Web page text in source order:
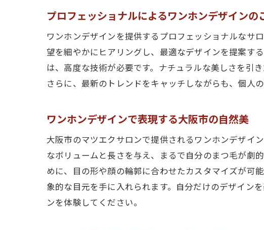
大阪
理想
ワン
大阪
理想
ワン
大阪
ワン
ワン
ワン
プロフェッショナルによるワンホンデザインの
ワンホンデザインを提供するプロフェッショナルなサ
望を細やかにヒアリングし、最適なデザインを提案す
は、高度な技術が必要です。ナチュラルな美しさを引
さらに、最新のトレンドをキャッチしながらも、個人
ワンホンデザインで表現する大阪市の自然美
大阪市のマツエクサロンで提供されるワンホンデザイ
なボリュームと長さを与え、まるで自分のまつ毛が劇
めに、目の形や顔の輪郭に合わせたカスタマイズが可
象的な目元を手に入れられます。自分だけのデザイン
ンを体験してください。